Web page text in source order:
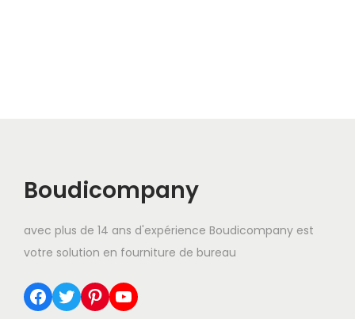
Boudicompany
avec plus de 14 ans d'expérience Boudicompany est
votre solution en fourniture de bureau
Facebook Twitter Pinterest YouTube